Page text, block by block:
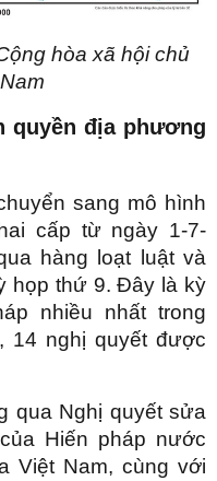
hòa xã hội chủ
quyền địa phương
sang mô hình
cấp từ ngày 1-7-
hàng loạt luật và
họp thứ 9. Đây là kỳ
nhiều nhất trong
14 nghị quyết được
qua Nghị quyết sửa
Hiến pháp nước
Việt Nam, cùng với